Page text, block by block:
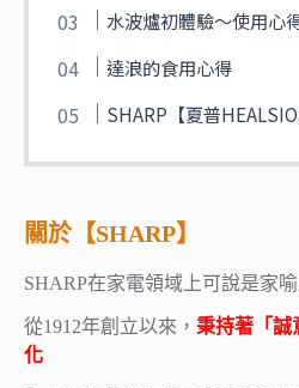
水波爐初體驗～使用心
達浪的食用心得
SHARP【夏普HEALSIO
關於【SHARP】
SHARP在家電領域上可說是家
從1912年創立以來， 秉持著「誠
化